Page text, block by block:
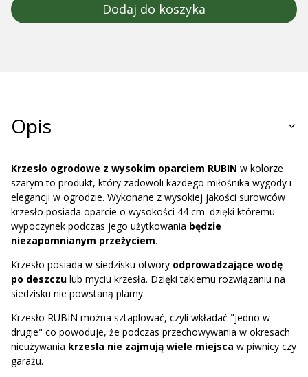
Dodaj do koszyka
Opis
Krzesło ogrodowe z wysokim oparciem RUBIN w kolorze
szarym to produkt, który zadowoli każdego miłośnika wygody i
elegancji w ogrodzie. Wykonane z wysokiej jakości surowców
krzesło posiada oparcie o wysokości 44 cm. dzięki któremu
wypoczynek podczas jego użytkowania będzie
niezapomnianym przeżyciem.
Krzesło posiada w siedzisku otwory odprowadzające wodę
po deszczu lub myciu krzesła. Dzięki takiemu rozwiązaniu na
siedzisku nie powstaną plamy.
Krzesło RUBIN można sztaplować, czyli wkładać "jedno w
drugie" co powoduje, że podczas przechowywania w okresach
nieużywania krzesła nie zajmują wiele miejsca w piwnicy czy
garażu.